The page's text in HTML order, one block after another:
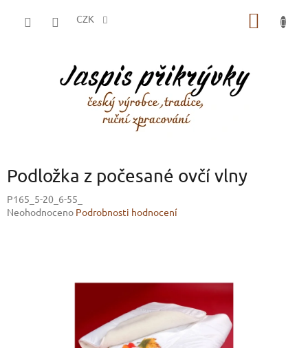
CZK
Podložka z počesané ovčí vlny
P165_5-20_6-55_
Průměrné
Neohodnoceno Podrobnosti hodnocení